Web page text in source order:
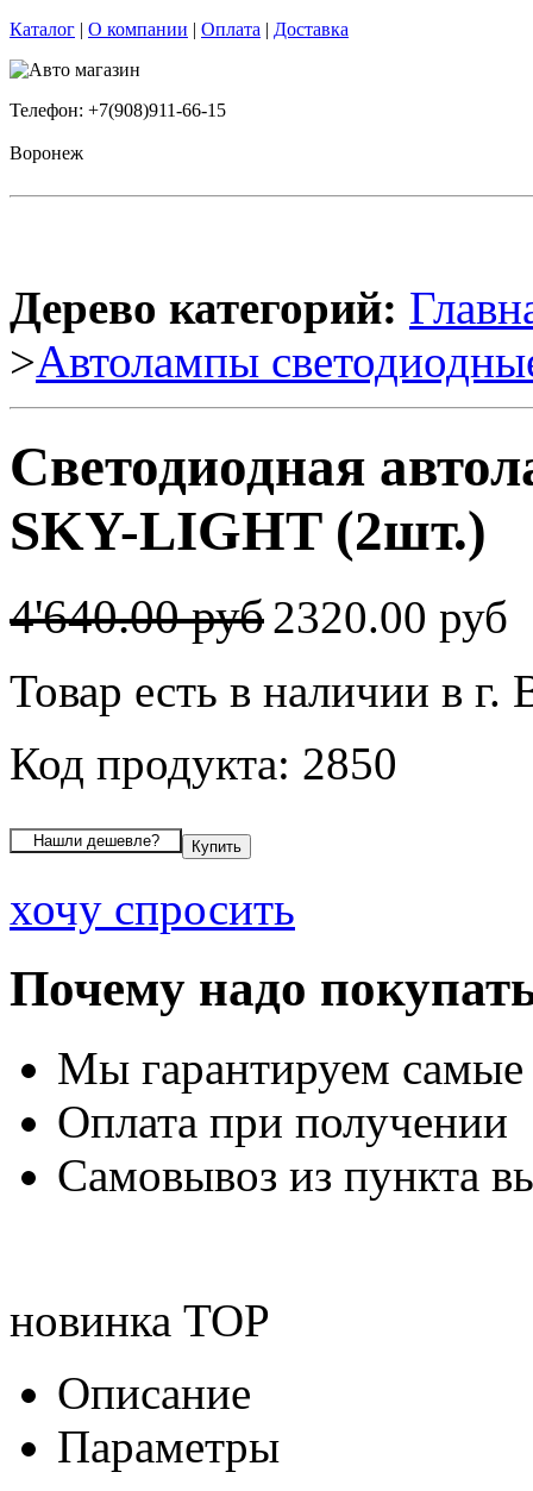
Каталог | О компании | Оплата | Доставка
Телефон: +7(908)911-66-15
Воронеж
Дерево категорий:
>Автолампы
Светодиодная
SKY-LIGHT (2шт.)
4'640.00 руб2320.00 руб
Товар есть в наличии в г.
Код продукта: 2850
хочу спросить
Почему надо
Мы гарантируем
Оплата при получении
Самовывоз из пункта
новинка TOP
Описание
Параметры